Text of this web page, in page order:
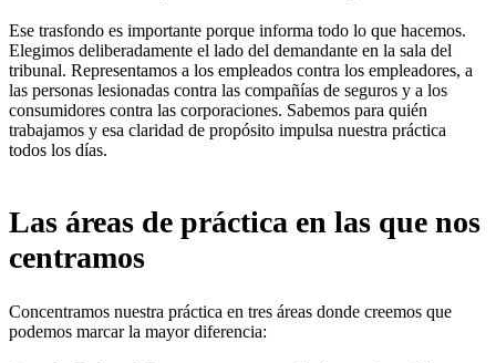
Ese trasfondo es importante porque informa todo lo que hacemos.
Elegimos deliberadamente el lado del demandante en la sala del
tribunal. Representamos a los empleados contra los empleadores, a
las personas lesionadas contra las compañías de seguros y a los
consumidores contra las corporaciones. Sabemos para quién
trabajamos y esa claridad de propósito impulsa nuestra práctica
todos los días.
Las áreas de práctica en las que nos
centramos
Concentramos nuestra práctica en tres áreas donde creemos que
podemos marcar la mayor diferencia: